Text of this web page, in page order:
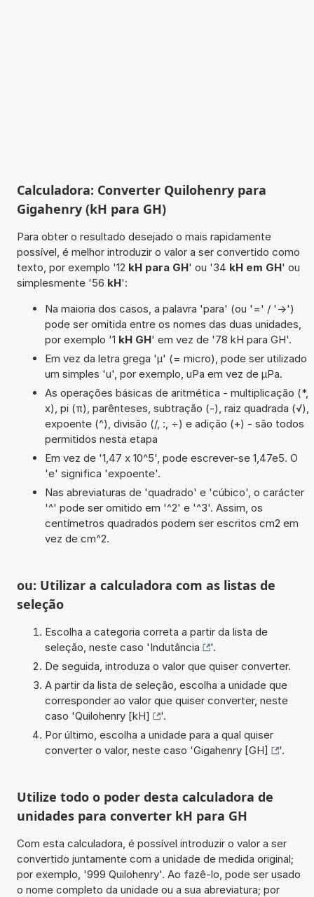
Calculadora: Converter Quilohenry para
Gigahenry (kH para GH)
Para obter o resultado desejado o mais rapidamente
possível, é melhor introduzir o valor a ser convertido como
texto, por exemplo '12 kH para GH' ou '34 kH em GH' ou
simplesmente '56 kH':
Na maioria dos casos, a palavra 'para' (ou '=' / '->')
pode ser omitida entre os nomes das duas unidades,
por exemplo '1 kH GH' em vez de '78 kH para GH'.
Em vez da letra grega 'µ' (= micro), pode ser utilizado
um simples 'u', por exemplo, uPa em vez de µPa.
As operações básicas de aritmética - multiplicação (*,
x), pi (π), parênteses, subtração (-), raiz quadrada (√),
expoente (^), divisão (/, :, ÷) e adição (+) - são todos
permitidos nesta etapa
Em vez de '1,47 x 10^5', pode escrever-se 1,47e5. O
'e' significa 'expoente'.
Nas abreviaturas de 'quadrado' e 'cúbico', o carácter
'^' pode ser omitido em '^2' e '^3'. Assim, os
centímetros quadrados podem ser escritos cm2 em
vez de cm^2.
ou: Utilizar a calculadora com as listas de
seleção
Escolha a categoria correta a partir da lista de
seleção, neste caso 'Indutância
'.
De seguida, introduza o valor que quiser converter.
A partir da lista de seleção, escolha a unidade que
corresponder ao valor que quiser converter, neste
caso 'Quilohenry [kH]
'.
Por último, escolha a unidade para a qual quiser
converter o valor, neste caso 'Gigahenry [GH] '.
Utilize todo o poder desta calculadora de
unidades para converter kH para GH
Com esta calculadora, é possível introduzir o valor a ser
convertido juntamente com a unidade de medida original;
por exemplo, '999 Quilohenry'. Ao fazê-lo, pode ser usado
o nome completo da unidade ou a sua abreviatura; por